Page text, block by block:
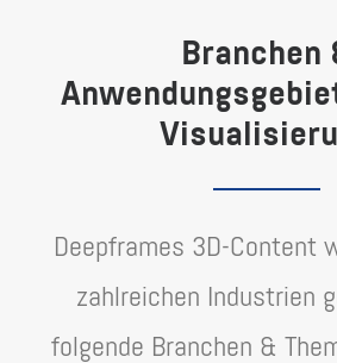
Branchen
Deepframes 3D-Content
zahlreichen Industrien
folgende Branchen &